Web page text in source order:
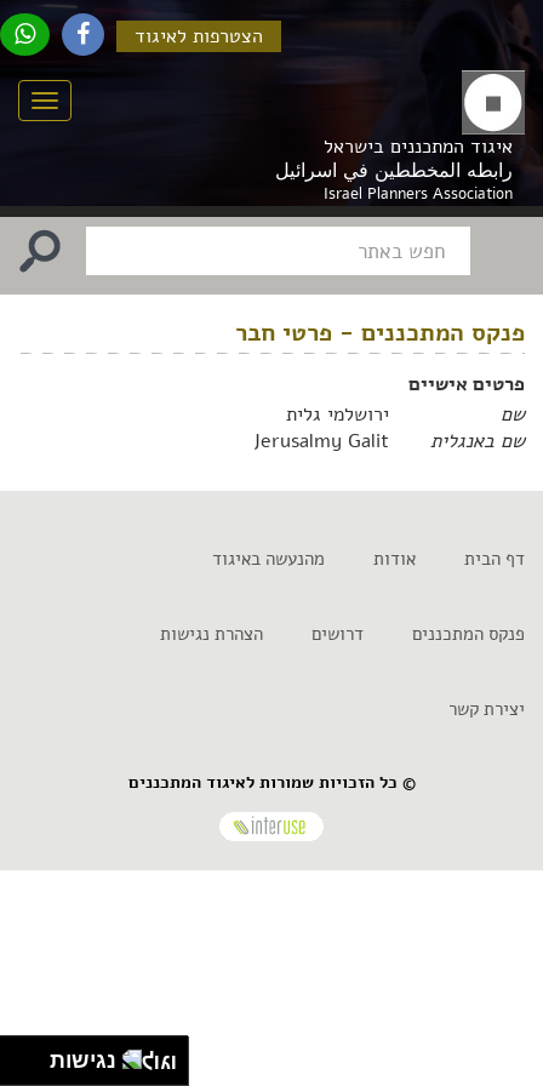
הצטרפות לאיגוד
איגוד המתכננים בישראל
رابطه المخططين في اسرائيل
Israel Planners Association
פנקס המתכננים - פרטי חבר
פרטים אישיים
שם
ירושלמי גלית
שם באנגלית
Jerusalmy Galit
דף הבית אודות מהנעשה באיגוד
פנקס המתכננים דרושים הצהרת נגישות
יצירת קשר
© כל הזכויות שמורות לאיגוד המתכננים
נגישות